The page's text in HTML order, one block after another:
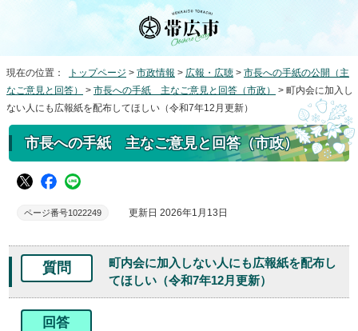
現在の位置： トップページ > 市政情報 > 広報・広聴 > 市長への手紙の公開（主
なご意見と回答）
> 市長への手紙 主なご意見と回答（市政）
> 町内会に加入し
ない人にも広報紙を配布してほしい（令和7年12月更新）
市長への手紙 主なご意見と回答（市政）
ページ番号1022249 更新日 2026年1月13日
質問
町内会に加入しない人にも広報紙を配布し
てほしい（令和7年12月更新）
回答